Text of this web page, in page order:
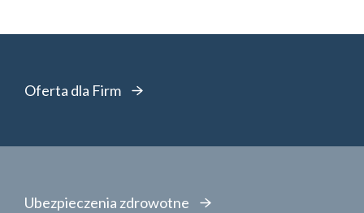
Oferta dla Firm
Ubezpieczenia zdrowotne